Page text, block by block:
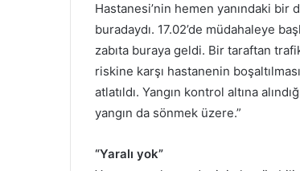
Hastanesi’nin hemen yanındaki
buradaydı. 17.02’de müdahaleye
zabıta buraya geldi. Bir taraftan
riskine karşı hastanenin
atlatıldı. Yangın kontrol altına
yangın da sönmek üzere.”
“Yaralı yok”